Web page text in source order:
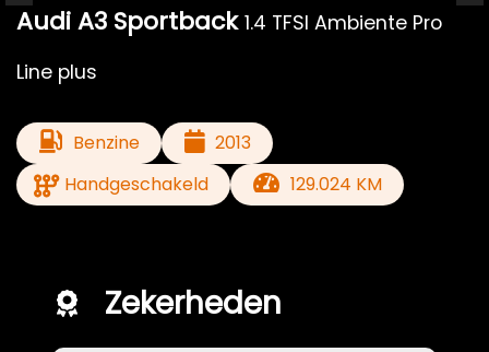
Audi A3 Sportback 1.4 TFSI Ambiente Pro
Line plus
Benzine
2013
Handgeschakeld
129.024 KM
Zekerheden